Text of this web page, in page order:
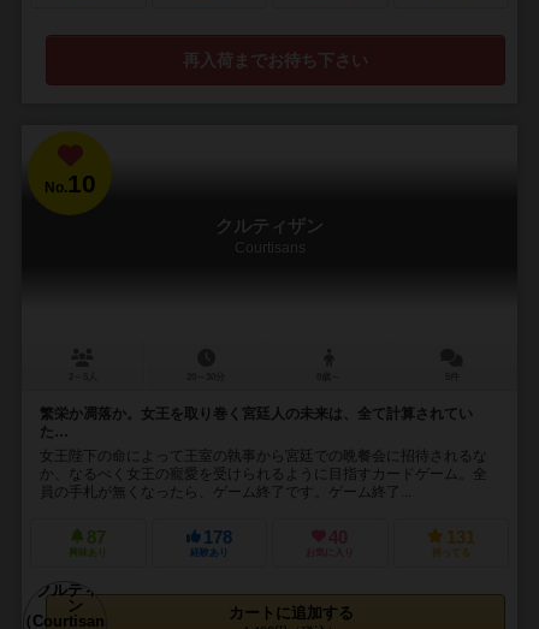
再入荷までお待ち下さい
No. 10
クルティザン
Courtisans
繁栄か凋落か。女王を取り巻く宮廷人の未来は、全て計算されてい
た…
女王陛下の命によって王室の執事から宮廷での晩餐会に招待されるな
か、なるべく女王の寵愛を受けられるように目指すカードゲーム。全
員の手札が無くなったら、ゲーム終了です。ゲーム終了...
87
興味あり
178
経験あり
40
お気に入り
131
持ってる
カートに追加する